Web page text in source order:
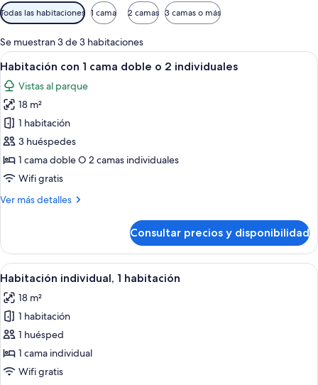
Filtros
disponibles
para
las
habitaciones
Todas las habitaciones 1 cama 2 camas 3 camas o más
Se muestran 3 de 3 habitaciones
Abrir
todas
las
fotos
de
Habitación
con
1
doble
individuales
Un baño con inodoro, lavamanos y
10
Habitación con 1 cama doble o 2 individuales
Vistas al parque
18 m²
1 habitación
3 huéspedes
1 cama doble O 2 camas individuales
Wifi gratis
Ver más detalles
Más
con
cama
o
2
individuales
Consultar precios y disponibilidad
Abrir
todas
las
fotos
de
Habitación
individual,
Una cama con una colcha de
5
Habitación individual, 1 habitación
18 m²
1 habitación
1 huésped
1 cama individual
Wifi gratis